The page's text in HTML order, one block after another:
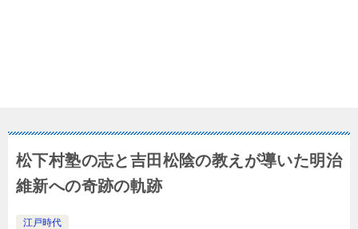
松下村塾の志と吉田松陰の教えが導いた明治
維新への奇跡の軌跡
江戸時代